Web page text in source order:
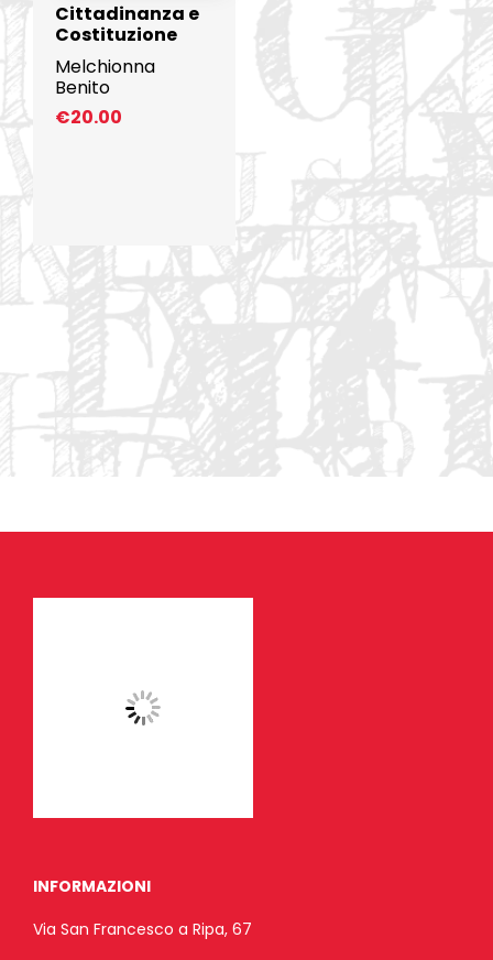
Cittadinanza e
Costituzione
Melchionna
Benito
€20.00
INFORMAZIONI
Via San Francesco a Ripa, 67